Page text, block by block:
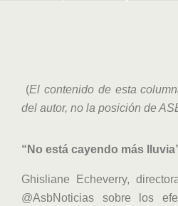
(El contenido de esta
del autor, no la posición de
“No está cayendo más
Ghisliane Echeverry,
@AsbNoticias sobre los